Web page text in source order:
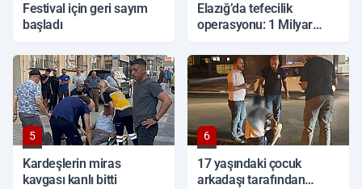
Festival için geri sayım
başladı
Elazığ’da tefecilik
operasyonu: 1 Milyar
5
Kardeşlerin miras
kavgası kanlı bitti
6
17 yaşındaki çocuk
arkadaşı tarafından